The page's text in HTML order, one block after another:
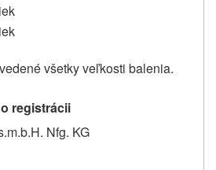
všetky veľkosti balenia.
registrácii
Nfg. KG